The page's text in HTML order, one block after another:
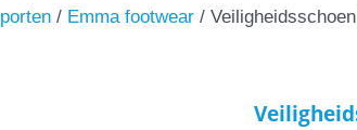
/ Emma footwear/